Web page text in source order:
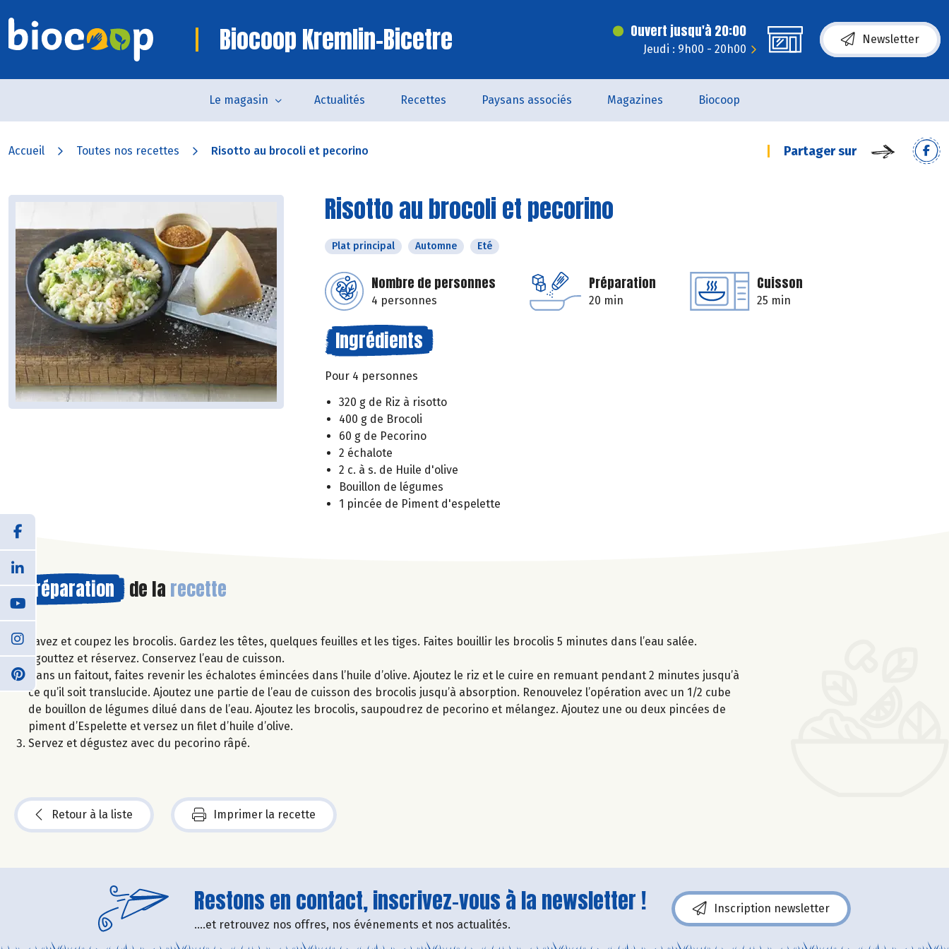
Biocoop Kremlin-Bicetre Ouvert jusqu'à 20:00
Jeudi : 9h00 - 20h00
Newsletter
Le magasin Actualités Recettes Paysans associés Magazines Biocoop
Accueil Toutes nos recettes Risotto au brocoli et pecorino Partager sur
Risotto au brocoli et pecorino
Plat principal Automne Eté
Nombre de personnes
4 personnes
Préparation
20 min
Cuisson
25 min
Ingrédients
Pour 4 personnes
320 g de Riz à risotto
400 g de Brocoli
60 g de Pecorino
2 échalote
2 c. à s. de Huile d'olive
Bouillon de légumes
1 pincée de Piment d'espelette
Préparation de la recette
Lavez et coupez les brocolis. Gardez les têtes, quelques feuilles et les tiges. Faites bouillir les brocolis 5 minutes dans l’eau salée.
Egouttez et réservez. Conservez l’eau de cuisson.
Dans un faitout, faites revenir les échalotes émincées dans l’huile d’olive. Ajoutez le riz et le cuire en remuant pendant 2 minutes jusqu’à
ce qu’il soit translucide. Ajoutez une partie de l’eau de cuisson des brocolis jusqu’à absorption. Renouvelez l’opération avec un 1/2 cube
de bouillon de légumes dilué dans de l’eau. Ajoutez les brocolis, saupoudrez de pecorino et mélangez. Ajoutez une ou deux pincées de
piment d’Espelette et versez un filet d’huile d’olive.
Servez et dégustez avec du pecorino râpé.
Retour à la liste Imprimer la recette
Restons en contact, inscrivez-vous à la newsletter !
....et retrouvez nos offres, nos événements et nos actualités.
Inscription newsletter